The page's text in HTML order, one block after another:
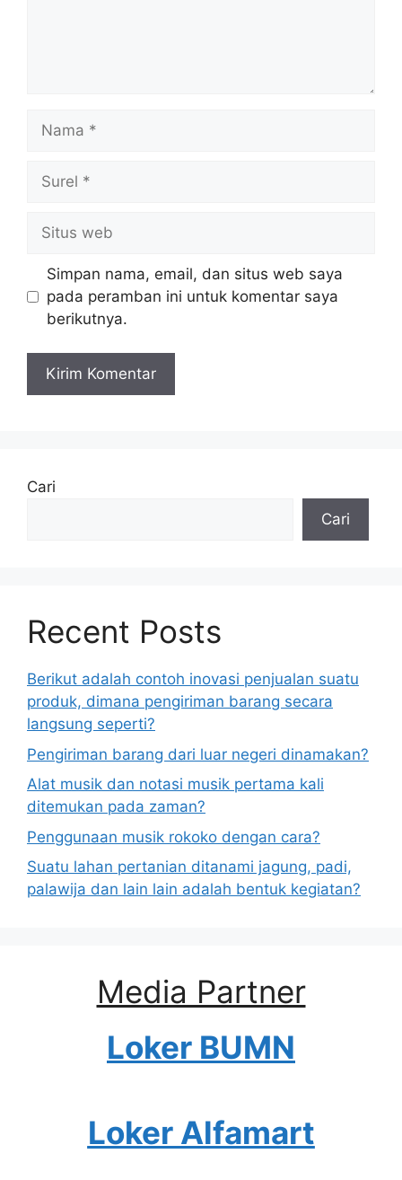
web
Simpan nama, email, dan situs web saya
pada peramban ini untuk komentar saya
berikutnya.
Cari
Cari
Recent Posts
Berikut adalah contoh inovasi penjualan suatu
produk, dimana pengiriman barang secara
langsung seperti?
Pengiriman barang dari luar negeri dinamakan?
Alat musik dan notasi musik pertama kali
ditemukan pada zaman?
Penggunaan musik rokoko dengan cara?
Suatu lahan pertanian ditanami jagung, padi,
palawija dan lain lain adalah bentuk kegiatan?
Media Partner
Loker BUMN
Loker Alfamart